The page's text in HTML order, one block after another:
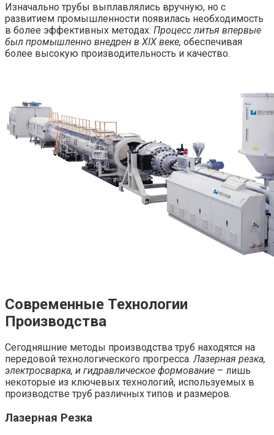
Изначально трубы выплавлялись вручную, но с
развитием промышленности появилась необходимость
в более эффективных методах. Процесс литья впервые
был промышленно внедрен в XIX веке, обеспечивая
более высокую производительность и качество.
Современные Технологии
Производства
Сегодняшние методы производства труб находятся на
передовой технологического прогресса.Лазерная резка,
электросварка, и гидравлическое формование – лишь
некоторые из ключевых технологий, используемых в
производстве труб различных типов и размеров.
Лазерная Резка